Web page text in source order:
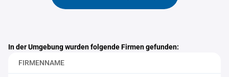
In der Umgebung wurden folgende Firmen gefunden:
FIRMENNAME